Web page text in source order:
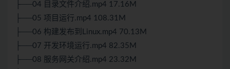
├──04 目录文件介绍.mp4 17.16M
├──05 项目运行.mp4 108.31M
├──06 构建发布到Linux.mp4 70.13M
├──07 开发环境运行.mp4 82.35M
├──08 服务网关介绍.mp4 23.32M